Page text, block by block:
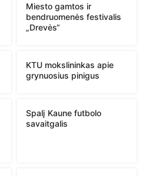
Miesto gamtos ir
bendruomenės festivalis
„Drevės“
KTU mokslininkas apie
grynuosius pinigus
Spalį Kaune futbolo
savaitgalis